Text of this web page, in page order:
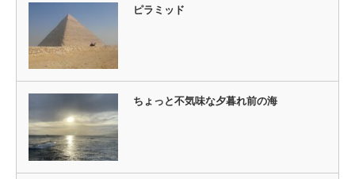
ピラミッド
ちょっと不気味な夕暮れ前の海